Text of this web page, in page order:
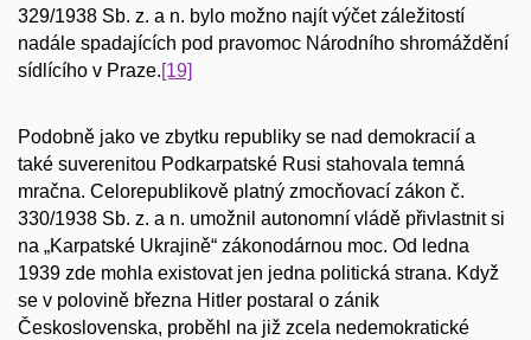
329/1938 Sb. z. a n. bylo možno najít výčet záležitostí
nadále spadajících pod pravomoc Národního shromáždění
sídlícího v Praze.[19]
Podobně jako ve zbytku republiky se nad demokracií a
také suverenitou Podkarpatské Rusi stahovala temná
mračna. Celorepublikově platný zmocňovací zákon č.
330/1938 Sb. z. a n. umožnil autonomní vládě přivlastnit si
na „Karpatské Ukrajině“ zákonodárnou moc. Od ledna
1939 zde mohla existovat jen jedna politická strana. Když
se v polovině března Hitler postaral o zánik
Československa, proběhl na již zcela nedemokratické